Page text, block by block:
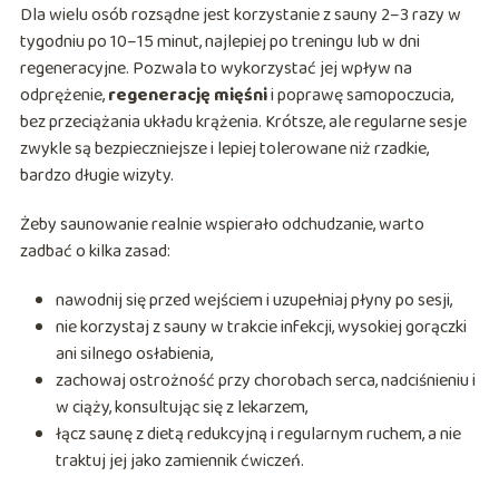
Dla wielu osób rozsądne jest korzystanie z sauny 2–3 razy w
tygodniu po 10–15 minut, najlepiej po treningu lub w dni
regeneracyjne. Pozwala to wykorzystać jej wpływ na
odprężenie,regenerację mięśnii poprawę samopoczucia,
bez przeciążania układu krążenia. Krótsze, ale regularne sesje
zwykle są bezpieczniejsze i lepiej tolerowane niż rzadkie,
bardzo długie wizyty.
Żeby saunowanie realnie wspierało odchudzanie, warto
zadbać o kilka zasad:
nawodnij się przed wejściem i uzupełniaj płyny po sesji,
nie korzystaj z sauny w trakcie infekcji, wysokiej gorączki
ani silnego osłabienia,
zachowaj ostrożność przy chorobach serca, nadciśnieniu i
w ciąży, konsultując się z lekarzem,
łącz saunę z dietą redukcyjną i regularnym ruchem, a nie
traktuj jej jako zamiennik ćwiczeń.